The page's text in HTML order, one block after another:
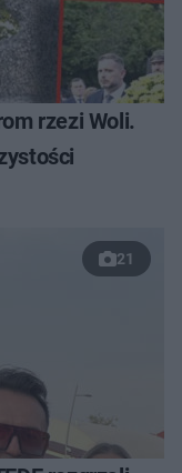
rzezi Woli.
21